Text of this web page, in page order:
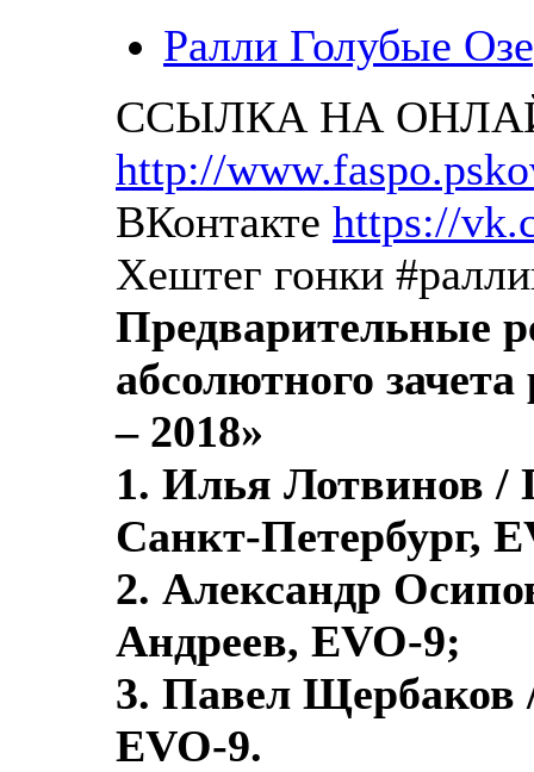
Ралли Голубые
ССЫЛКА НА
http://
ВКонтакте https://
Хештег гонки
Предварительные
абсолютного
– 2018»
1. Илья Лотвинов
Санкт-Петербург,
2. Александр
Андреев, EVO-9;
3. Павел Щербаков
EVO-9.